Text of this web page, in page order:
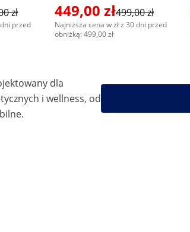
zł
przed
449,00 zł499,00 zł
Najniższa cena w zł z 30 dni przed
obniżką: 499,00 zł
dla
i wellness, od